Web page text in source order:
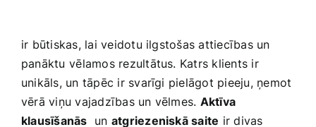
ir būtiskas, lai veidotu ilgstošas attiecības un⁣
panāktu ⁣vēlamos rezultātus.‍ Katrs klients ir
unikāls,‌ un tāpēc ir svarīgi ‍pielāgot ‍pieeju, ņemot
vērā viņu‍ vajadzības un ‌vēlmes.‌ Aktīva
klausīšanās ‍ un atgriezeniskā saite ir divas